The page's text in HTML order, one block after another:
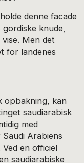
denne facade
knude,
Men det
for landenes
opbakning, kan
saudiarabisk
med
Arabiens
en officiel
saudiarabiske